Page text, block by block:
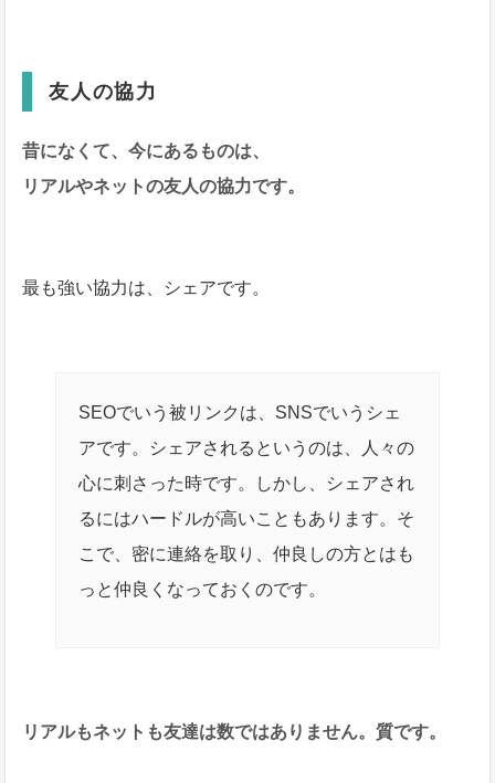
友人の協力
昔になくて、今にあるものは、
リアルやネットの友人の協力です。
最も強い協力は、シェアです。
SEOでいう被リンクは、SNSでいうシェ
アです。シェアされるというのは、人々の
心に刺さった時です。しかし、シェアされ
るにはハードルが高いこともあります。そ
こで、密に連絡を取り、仲良しの方とはも
っと仲良くなっておくのです。
リアルもネットも友達は数ではありません。質です。